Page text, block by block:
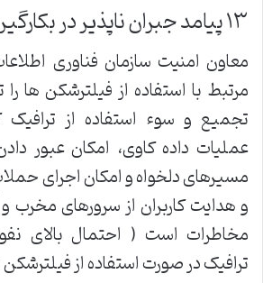
۱۳ پیامد جبران ناپذیر در بکارگیری فیلتر شکن
مرتبط با استفاده از فیلترشکن ها
تجمیع و سوء استفاده از ترافیک
عملیات داده کاوی، امکان عبور
و هدایت کاربران از سرورهای مخرب
مخاطرات است ( احتمال بالای
ترافیک در صورت استفاده از